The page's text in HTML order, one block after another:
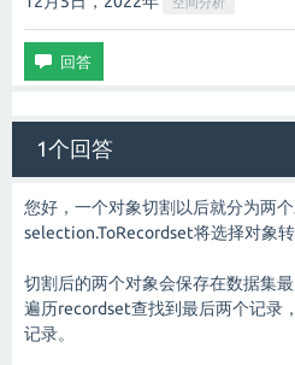
1个回答
您好，一个对象切割以后就分为两
selection.ToRecordset将选择对象转
切割后的两个对象会保存在数据集
遍历recordset查找到最后两个记录
记录。